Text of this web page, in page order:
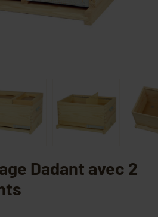
Dadant avec 2